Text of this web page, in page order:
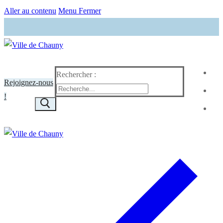
Aller au contenu Menu Fermer
Rejoignez-nous
!
Rechercher :